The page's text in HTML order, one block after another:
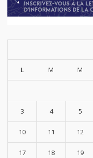
L M M
3 4 5
10 11 12
17 18 19